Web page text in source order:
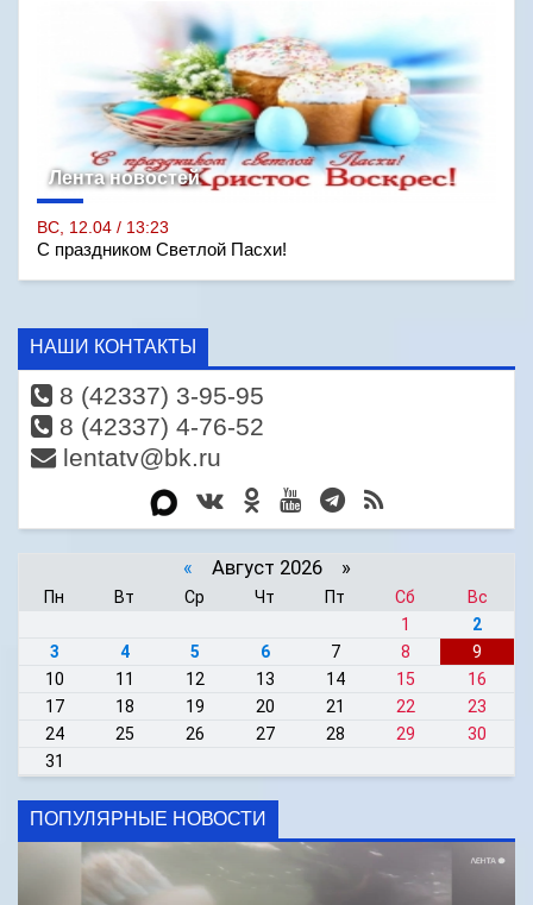
Лента новостей
ВС, 12.04 / 13:23
С праздником Светлой Пасхи!
НАШИ КОНТАКТЫ
8 (42337) 3-95-95
8 (42337) 4-76-52
lentatv@bk.ru
« Август 2026 »
Пн Вт Ср Чт Пт Сб
Вс
1
2
3
4 5 6 7 8
9
10
11 12 13 14 15
16
17
18 19 20 21 22
23
24
25 26 27 28 29
30
31
ПОПУЛЯРНЫЕ НОВОСТИ